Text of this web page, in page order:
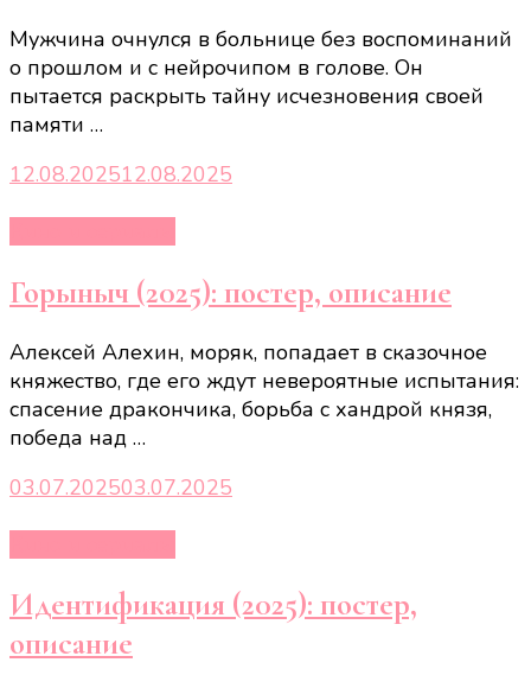
Мужчина очнулся в больнице без воспоминаний
о прошлом и с нейрочипом в голове. Он
пытается раскрыть тайну исчезновения своей
памяти …
12.08.202512.08.2025
Горыныч (2025): постер, описание
Алексей Алехин, моряк, попадает в сказочное
княжество, где его ждут невероятные испытания:
спасение дракончика, борьба с хандрой князя,
победа над …
03.07.202503.07.2025
Идентификация (2025): постер,
описание